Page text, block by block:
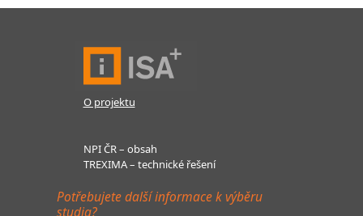
O projektu
NPI ČR – obsah
TREXIMA – technické řešení
Potřebujete další informace k výběru
studia?